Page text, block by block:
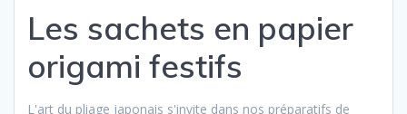
Les sachets en papier
origami festifs
L'art du pliage japonais s'invite dans nos préparatifs de